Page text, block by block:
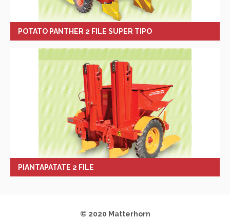
POTATO PANTHER 2 FILE SUPER TIPO
PIANTAPATATE 2 FILE
© 2020 Matterhorn